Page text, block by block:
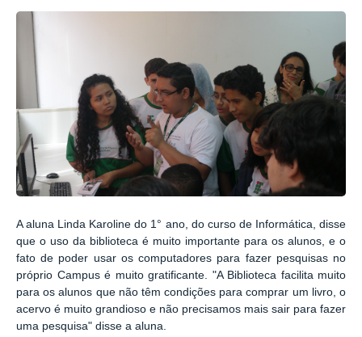
A aluna Linda Karoline do 1° ano, do curso de Informática, disse
que o uso da biblioteca é muito importante para os alunos, e o
fato de poder usar os computadores para fazer pesquisas no
próprio Campus é muito gratificante. "A Biblioteca facilita muito
para os alunos que não têm condições para comprar um livro, o
acervo é muito grandioso e não precisamos mais sair para fazer
uma pesquisa" disse a aluna.